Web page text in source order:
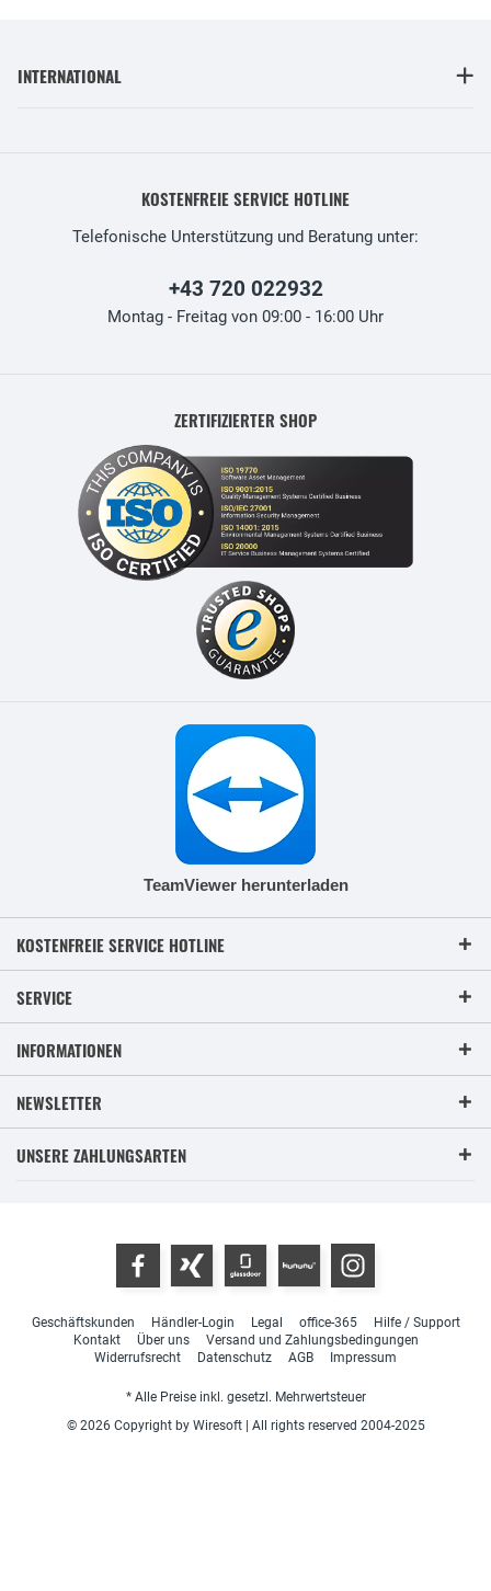
INTERNATIONAL
KOSTENFREIE SERVICE HOTLINE
Telefonische Unterstützung und Beratung unter:
+43 720 022932
Montag - Freitag von 09:00 - 16:00 Uhr
ZERTIFIZIERTER SHOP
TeamViewer herunterladen
KOSTENFREIE SERVICE HOTLINE
SERVICE
INFORMATIONEN
NEWSLETTER
UNSERE ZAHLUNGSARTEN
Geschäftskunden Händler-Login Legal office-365
Hilfe / Support
Kontakt
Über uns
Versand und Zahlungsbedingungen
Widerrufsrecht
Datenschutz AGB Impressum
* Alle Preise inkl. gesetzl. Mehrwertsteuer
© 2026 Copyright by Wiresoft | All rights reserved 2004-2025